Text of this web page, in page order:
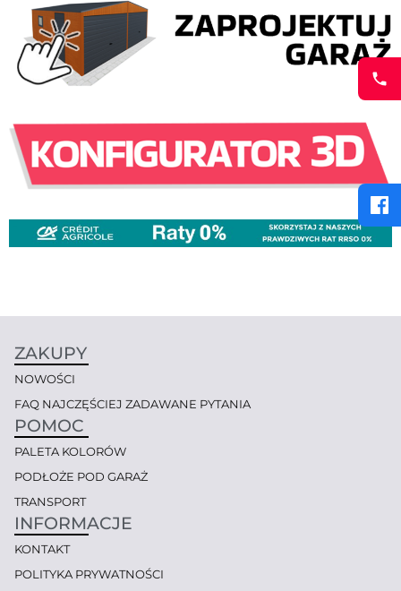
ZAKUPY
NOWOŚCI
FAQ NAJCZĘŚCIEJ ZADAWANE PYTANIA
POMOC
PALETA KOLORÓW
PODŁOŻE POD GARAŻ
TRANSPORT
INFORMACJE
KONTAKT
POLITYKA PRYWATNOŚCI